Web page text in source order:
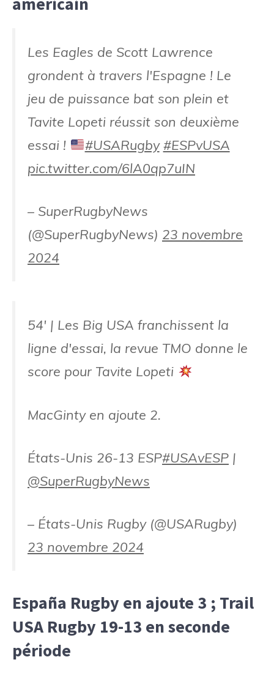
Les Eagles de Scott Lawrence
grondent à travers l'Espagne ! Le
jeu de puissance bat son plein et
Tavite Lopeti réussit son deuxième
essai !
#USARugby #ESPvUSA
pic.twitter.com/6lA0qp7uIN
– SuperRugbyNews
(@SuperRugbyNews) 23 novembre
2024
54' | Les Big USA franchissent la
ligne d'essai, la revue TMO donne le
score pour Tavite Lopeti
MacGinty en ajoute 2.
États-Unis 26-13 ESP#USAvESP |
@SuperRugbyNews
– États-Unis Rugby (@USARugby)
23 novembre 2024
España Rugby en ajoute 3 ; Trail
USA Rugby 19-13 en seconde
période